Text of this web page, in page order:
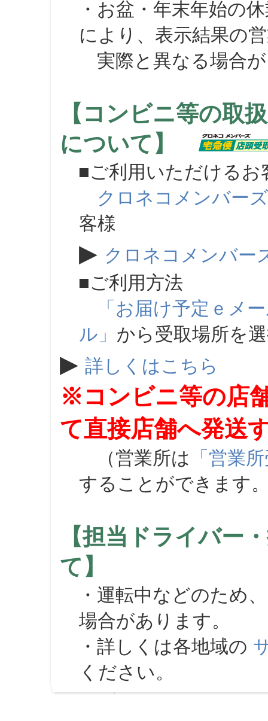
・お盆・年末年始の
により、表示結果の
実際と異なる場合が
【コンビニ等の取
について】
■ご利用いただけるお
クロネコメンバーズ
客様
▶ クロネコメンバー
■ご利用方法
「お届け予定ｅメ
ル」 から受取場所を
▶ 詳しくはこちら
※コンビニ等の店
て直接店舗へ発送
（営業所は 「営業
することができます
【担当ドライバー
て】
・運転中などのため
場合があります。
・詳しくは各地域の
ください。